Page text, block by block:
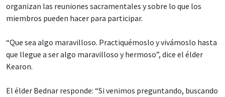
organizan las reuniones sacramentales y sobre lo que los
miembros pueden hacer para participar.
“Que sea algo maravilloso. Practiquémoslo y vivámoslo hasta
que llegue a ser algo maravilloso y hermoso”, dice el élder
Kearon.
El élder Bednar responde: “Si venimos preguntando, buscando